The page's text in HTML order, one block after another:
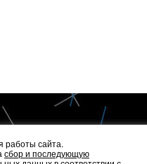
работы сайта.
сбор и последующую